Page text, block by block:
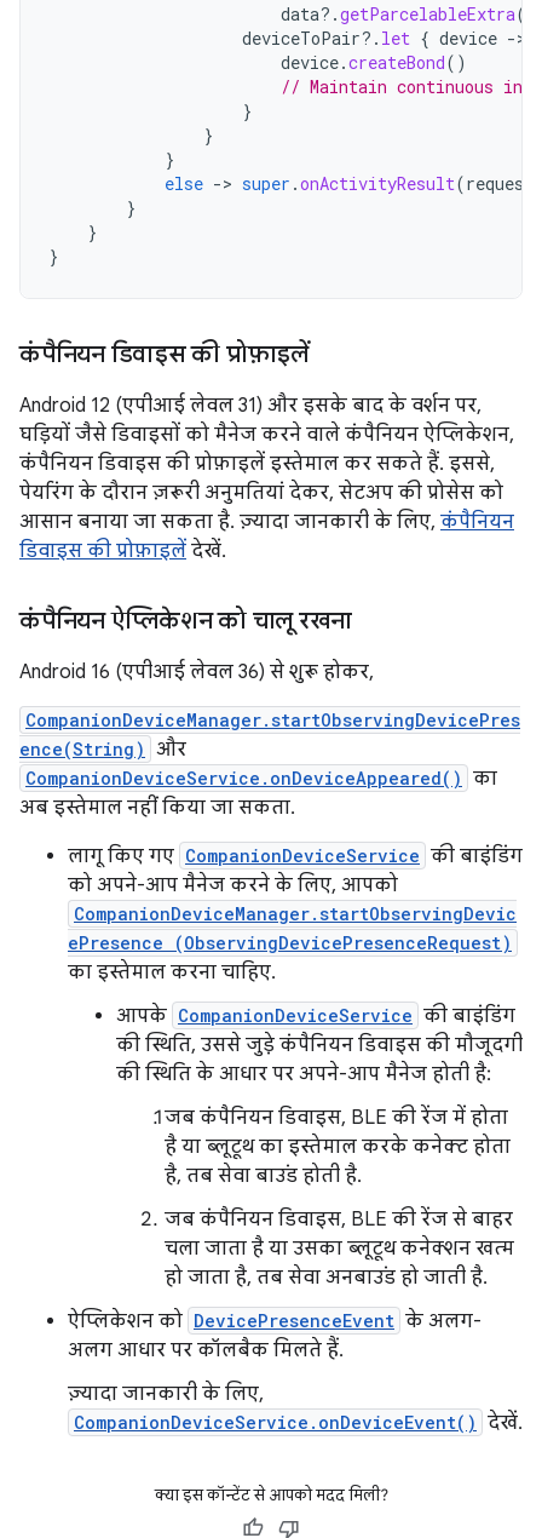
data?.getParcelableExtra(
deviceToPair?. let { device -
device.createBond()
// Maintain continuous
}
}
}
else -> super .onActivityResult(
}
}
}
कंपैनियन डिवाइस की प्रोफ़ाइलें
Android 12 (एपीआई लेवल 31) और इसके बाद के वर्शन पर,
घड़ियों जैसे डिवाइसों को मैनेज करने वाले कंपैनियन ऐप्लिकेशन,
कंपैनियन डिवाइस की प्रोफ़ाइलें इस्तेमाल कर सकते हैं. इससे,
पेयरिंग के दौरान ज़रूरी अनुमतियां देकर, सेटअप की प्रोसेस को
आसान बनाया जा सकता है. ज़्यादा जानकारी के लिए, कंपैनियन
डिवाइस की प्रोफ़ाइलें देखें.
कंपैनियन ऐप्लिकेशन को चालू रखना
Android 16 (एपीआई लेवल 36) से शुरू होकर,
CompanionDeviceManager.startObservingDevicePres
ence(String) और
CompanionDeviceService.onDeviceAppeared() का
अब इस्तेमाल नहीं किया जा सकता.
लागू किए गए CompanionDeviceService की बाइंडिंग
को अपने-आप मैनेज करने के लिए, आपको
CompanionDeviceManager.startObservingDevic
ePresence (ObservingDevicePresenceRequest)
का इस्तेमाल करना चाहिए.
आपके CompanionDeviceService की बाइंडिंग
की स्थिति, उससे जुड़े कंपैनियन डिवाइस की मौजूदगी
की स्थिति के आधार पर अपने-आप मैनेज होती है:
जब कंपैनियन डिवाइस, BLE की रेंज में होता
है या ब्लूटूथ का इस्तेमाल करके कनेक्ट होता
है, तब सेवा बाउंड होती है.
जब कंपैनियन डिवाइस, BLE की रेंज से बाहर
चला जाता है या उसका ब्लूटूथ कनेक्शन खत्म
हो जाता है, तब सेवा अनबाउंड हो जाती है.
ऐप्लिकेशन को DevicePresenceEvent के अलग-
अलग आधार पर कॉलबैक मिलते हैं.
ज़्यादा जानकारी के लिए,
CompanionDeviceService.onDeviceEvent() देखें.
क्या इस कॉन्टेंट से आपको मदद मिली?